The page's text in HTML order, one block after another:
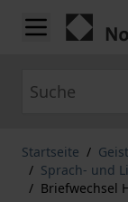
Zum Inhalt springen
Startseite /
/ Sprach- und
/ Briefwechsel